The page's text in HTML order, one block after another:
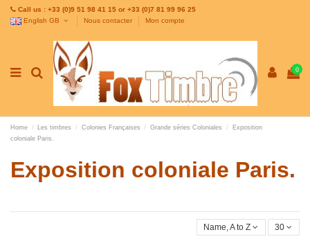
Call us : +33 (0)9 51 98 41 15 or +33 (0)7 81 99 96 25
English GB
Nous contacter Mon compte
0
Home Les timbres Colonies Françaises Grande séries Coloniales
Exposition
coloniale Paris.
Exposition coloniale Paris.
Name, A to Z 30